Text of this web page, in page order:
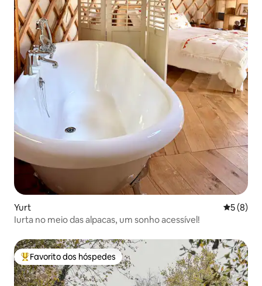
Yurt
5 (8)
Iurta no meio das alpacas, um sonho acessível!
Favoritos dos hóspedes mais apreciados
Favorito dos hóspedes